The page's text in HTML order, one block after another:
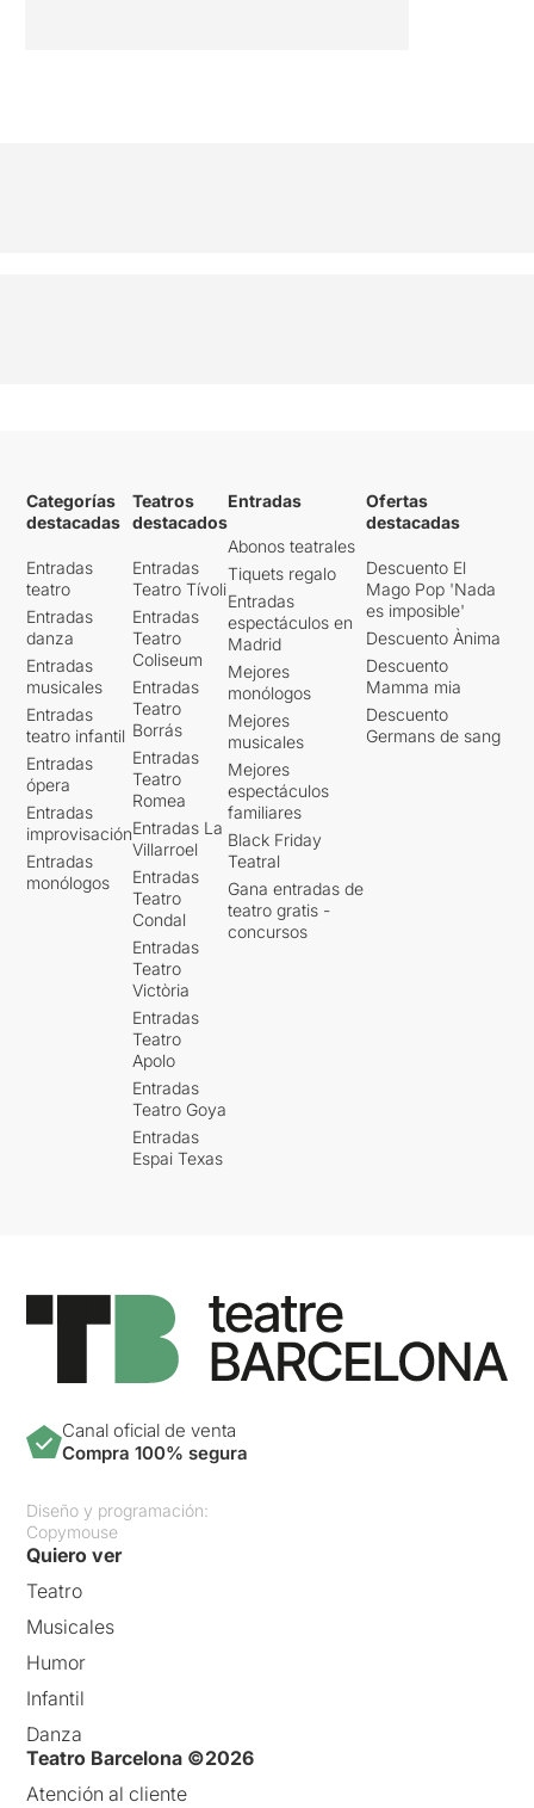
Categorías
destacadas
Entradas
teatro
Entradas
danza
Entradas
musicales
Entradas
teatro infantil
Entradas
ópera
Entradas
improvisación
Entradas
monólogos
Teatros
destacados
Entradas
Teatro Tívoli
Entradas
Teatro
Coliseum
Entradas
Teatro
Borrás
Entradas
Teatro
Romea
Entradas La
Villarroel
Entradas
Teatro
Condal
Entradas
Teatro
Victòria
Entradas
Teatro
Apolo
Entradas
Teatro Goya
Entradas
Espai Texas
Entradas
Abonos teatrales
Tiquets regalo
Entradas
espectáculos en
Madrid
Mejores
monólogos
Mejores
musicales
Mejores
espectáculos
familiares
Black Friday
Teatral
Gana entradas de
teatro gratis -
concursos
Ofertas
destacadas
Descuento El
Mago Pop 'Nada
es imposible'
Descuento Ànima
Descuento
Mamma mia
Descuento
Germans de sang
Canal oficial de venta
Compra 100% segura
Diseño y programación:
Copymouse
Quiero ver
Teatro
Musicales
Humor
Infantil
Danza
Teatro Barcelona ©2026
Atención al cliente